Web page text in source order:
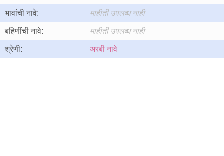
भावांची नावे: माहीती उपलब्ध नाही
बहिणींची नावे: माहीती उपलब्ध नाही
श्रेणी: अरबी नावे